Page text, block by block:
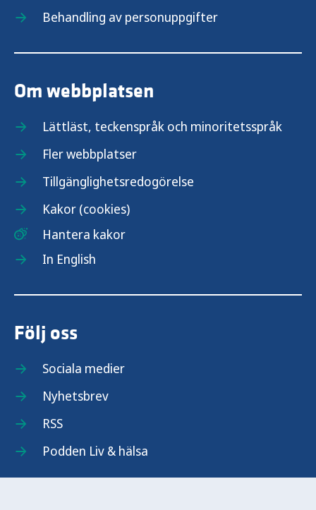
Behandling av personuppgifter
Om webbplatsen
Lättläst, teckenspråk och minoritetsspråk
Fler webbplatser
Tillgänglighetsredogörelse
Kakor (cookies)
Hantera kakor
In English
Följ oss
Sociala medier
Nyhetsbrev
RSS
Podden Liv & hälsa